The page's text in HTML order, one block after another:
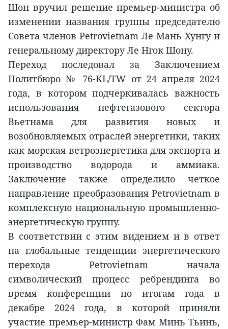
Шон вручил решение премьер-министра об
изменении названия группы председателю
Совета членов Petrovietnam Ле Мань Хунгу и
генеральному директору Ле Нгок Шону.
Переход последовал за Заключением
Политбюро № 76-KL/TW от 24 апреля 2024
года, в котором подчеркивалась важность
использования нефтегазового сектора
Вьетнама для развития новых и
возобновляемых отраслей энергетики, таких
как морская ветроэнергетика для экспорта и
производство водорода и аммиака.
Заключение также определило четкое
направление преобразования Petrovietnam в
комплексную национальную промышленно-
энергетическую группу.
В соответствии с этим видением и в ответ
на глобальные тенденции энергетического
перехода Petrovietnam начала
символический процесс ребрендинга во
время конференции по итогам года в
декабре 2024 года, в которой приняли
участие премьер-министр Фам Минь Тьинь,